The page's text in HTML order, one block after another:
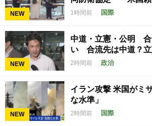
NEW 1時間前 国際
NEW
中道・立憲・公明 合
い 合流先は中道？立
2時間前 政治
NEW
イラン攻撃 米国がミ
な水準」
2時間前 国際